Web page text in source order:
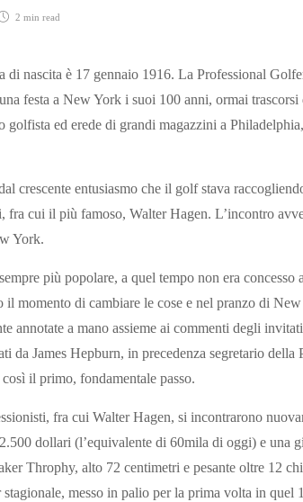
2 min read
di nascita è 17 gennaio 1916. La Professional
festa a New York i suoi 100 anni, ormai trascorsi
golfista ed erede di grandi magazzini a
crescente entusiasmo che il golf stava
fra cui il più famoso, Walter Hagen. L’incontro
York.
più popolare, a quel tempo non era concesso
il momento di cambiare le cose e nel pranzo di
annotate a mano assieme ai commenti degli
da James Hepburn, in precedenza segretario
il primo, fondamentale passo.
fra cui Walter Hagen, si incontrarono
dollari (l’equivalente di 60mila di oggi) e una
Throphy, alto 72 centimetri e pesante oltre 12
messo in palio per la prima volta in